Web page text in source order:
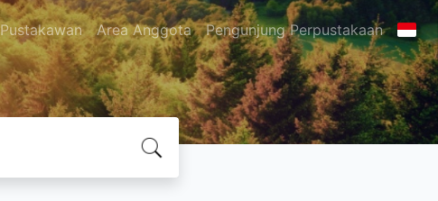
Pustakawan Area Anggota Pengunjung Perpustakaan